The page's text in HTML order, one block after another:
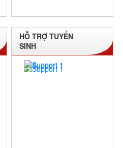
HỖ TRỢ TUYỂN
SINH